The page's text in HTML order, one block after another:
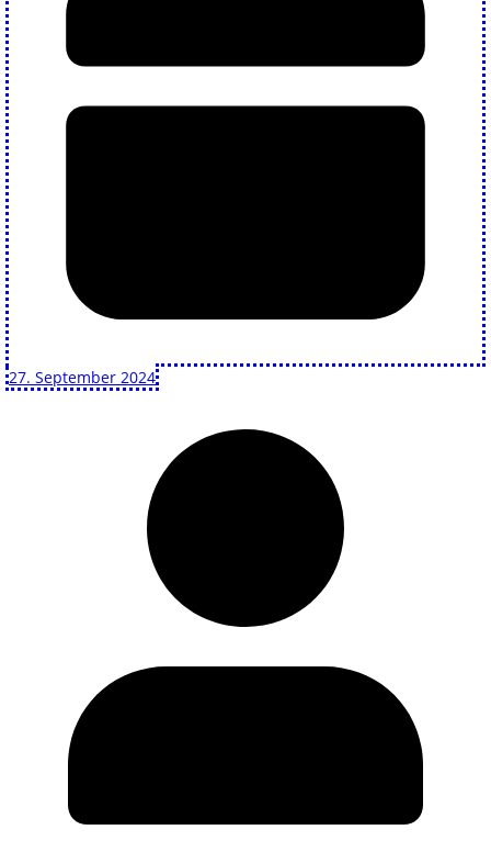
27. September 2024